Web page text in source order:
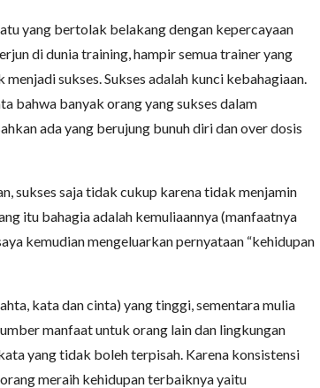
yang bertolak belakang dengan kepercayaan
di dunia training, hampir semua trainer yang
sukses. Sukses adalah kunci kebahagiaan.
bahwa banyak orang yang sukses dalam
ada yang berujung bunuh diri dan over dosis
sukses saja tidak cukup karena tidak menjamin
itu bahagia adalah kemuliaannya (manfaatnya
kemudian mengeluarkan pernyataan “kehidupan
kata dan cinta) yang tinggi, sementara mulia
manfaat untuk orang lain dan lingkungan
yang tidak boleh terpisah. Karena konsistensi
meraih kehidupan terbaiknya yaitu